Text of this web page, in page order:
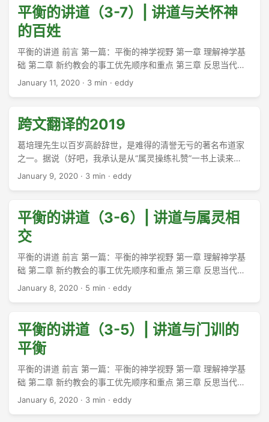
怀神的百姓 #### 小结 这一篇的三章讨论某些重要的基本神学
问题，试图为充分理解讲道事工建立稳固的神学基础。当然，
我们的出发点是神。他是自我启示的存在，用各种不同的方法
启示了自己。最重要的启示是书面之道—圣经，以及道成肉身
的耶稣基督。显然，神愿意我们认识他。他渴望与他的受造物
交通，不惜付出重价使之得以实现。 ...
平衡的讲道（3-7）| 讲道与关怀神
的百姓
平衡的讲道 前言 第一篇：平衡的神学视野 第一章 理解神学基
础 第二章 新约教会的事工优先顺序和重点 第三章 反思当代教
会的事工 一、当代教会的事工优先顺序 二、我们必须处理属灵
心神的百姓 20世纪的基督徒，特别是北美的基督徒，不太容易
处理社会关怀的问题。事实上，整个世纪都充斥着相当大的观
点分歧。有些群体弱化个人得救赎的概念，用所谓“社会福音”取
代了圣经里福音的地位。另一方面，那些强调个人得救的人常
常不顾人们当下的需要，缺乏任何行动。 ...
January 11, 2020 · 3 min · eddy
跨文翻译的2019
葛培理先生以百岁高龄辞世，是难得的清誉无亏的著名布道家
之一。据说（好吧，我承认是从“属灵操练礼赞”一书上读来
的），他从事工开始阶段，就和团队成员一道头脑风暴出四个
January 9, 2020 · 3 min · eddy
平衡的讲道（3-6）| 讲道与属灵相
交
平衡的讲道 前言 第一篇：平衡的神学视野 第一章 理解神学基
础 第二章 新约教会的事工优先顺序和重点 第三章 反思当代教
会的事工 一、当代教会的事工优先顺序 二、我们必须处理属灵
相交 ...
January 8, 2020 · 5 min · eddy
平衡的讲道（3-5）| 讲道与门训的
平衡
平衡的讲道 前言 第一篇：平衡的神学视野 第一章 理解神学基
础 第二章 新约教会的事工优先顺序和重点 第三章 反思当代教
会的事工 一、当代教会的事工优先顺序 二、我们必须处理属灵
January 6, 2020 · 3 min · eddy